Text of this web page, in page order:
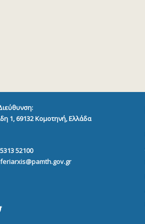
1, 69132Κομοτηνή, Ελλάδα
52100